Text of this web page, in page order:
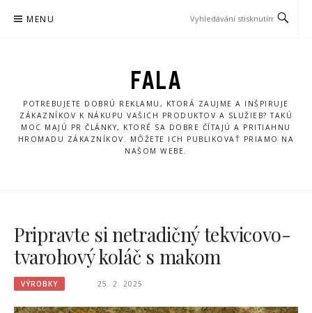
MENU
FALA
POTREBUJETE DOBRÚ REKLAMU, KTORÁ ZAUJME A INŠPIRUJE
ZÁKAZNÍKOV K NÁKUPU VAŠICH PRODUKTOV A SLUŽIEB? TAKÚ
MOC MAJÚ PR ČLÁNKY, KTORÉ SA DOBRE ČÍTAJÚ A PRITIAHNU
HROMADU ZÁKAZNÍKOV. MÔŽETE ICH PUBLIKOVAŤ PRIAMO NA
NAŠOM WEBE.
Pripravte si netradičný tekvicovo-
tvarohový koláč s makom
VÝROBKY 25. 2. 2025